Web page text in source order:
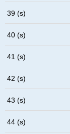
39 (s)
40 (s)
41 (s)
42 (s)
43 (s)
44 (s)